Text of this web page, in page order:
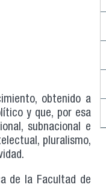
obtenido a
y que, por esa
subnacional e
pluralismo,
de la Facultad de